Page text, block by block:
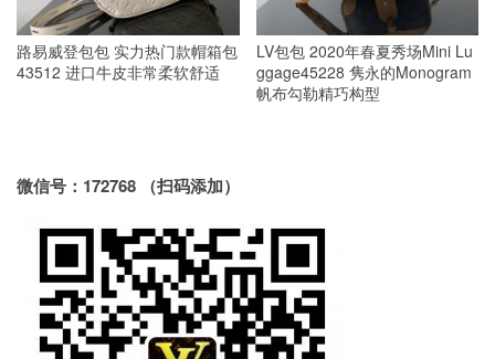
路易威登包包 实力热门款帽箱包
43512 进口牛皮非常柔软舒适
LV包包 2020年春夏秀场Mini Lu
ggage45228 隽永的Monogram
帆布勾勒精巧构型
微信号：172768 （扫码添加）